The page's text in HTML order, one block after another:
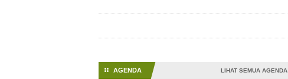
⚏ AGENDA LIHAT SEMUA AGENDA